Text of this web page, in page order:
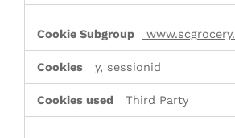
y, sessionid
Third Party